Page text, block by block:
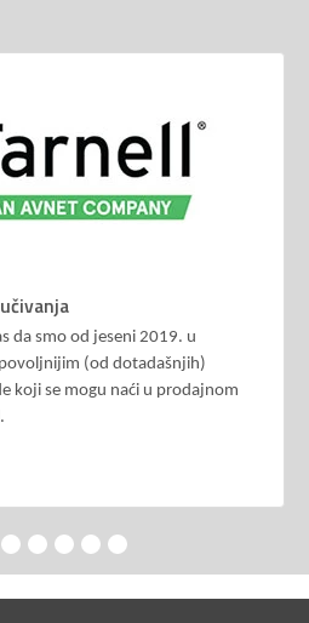
da smo od jeseni 2019. u
(od dotadašnjih)
koji se mogu naći u prodajnom